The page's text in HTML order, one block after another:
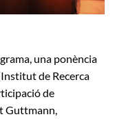
una ponència
de Recerca
de
Guttmann,